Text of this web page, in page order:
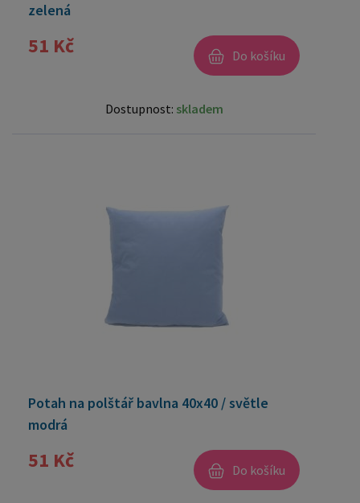
zelená
51 Kč Do košíku
Dostupnost: skladem
Potah na polštář bavlna 40x40 / světle
modrá
51 Kč Do košíku